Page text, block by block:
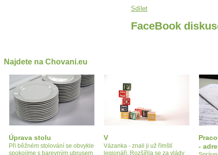
Sdílet
FaceBook
Najdete na Chovani.eu
Úprava stolu
Při běžném stolování se obvykle
spokojíme s barevným ubrusem
V
Vázanka - znali ji už římští
legionáři. Rozšířila se za vlády
-